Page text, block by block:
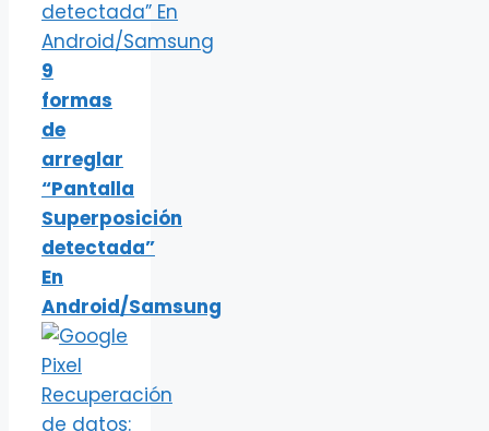
9
formas
de
arreglar
“Pantalla
Superposición
detectada”
En
Android/Samsung